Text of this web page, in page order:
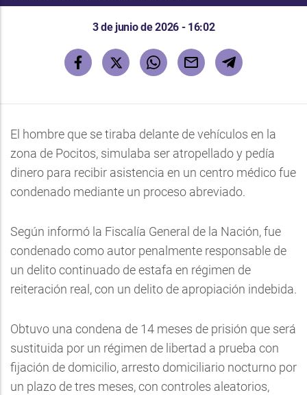
3 de junio de 2026 - 16:02
El hombre que se tiraba delante de vehículos en la
zona de Pocitos, simulaba ser atropellado y pedía
dinero para recibir asistencia en un centro médico fue
condenado mediante un proceso abreviado.
Según informó la Fiscalía General de la Nación, fue
condenado como autor penalmente responsable de
un delito continuado de estafa en régimen de
reiteración real, con un delito de apropiación indebida.
Obtuvo una condena de 14 meses de prisión que será
sustituida por un régimen de libertad a prueba con
fijación de domicilio, arresto domiciliario nocturno por
un plazo de tres meses, con controles aleatorios,